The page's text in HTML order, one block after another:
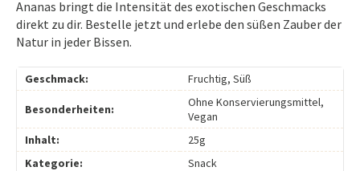
Ananas bringt die Intensität des exotischen Geschmacks
direkt zu dir. Bestelle jetzt und erlebe den süßen Zauber der
Natur in jeder Bissen.
Geschmack: Fruchtig, Süß
Besonderheiten:
Ohne Konservierungsmittel,
Vegan
Inhalt:
25g
Kategorie:
Snack